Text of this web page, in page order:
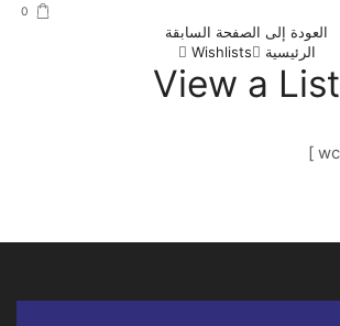
0
العودة إلى الصفحة السابقة
الرئيسية
Wishlists
View a List